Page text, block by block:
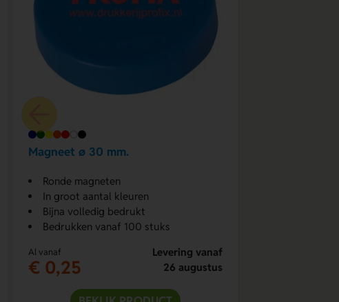
Magneet ø 30 mm.
Ronde magneten
In groot aantal kleuren
Bijna volledig bedrukt
Bedrukken vanaf 100 stuks
Al vanaf
€ 0,25
Levering vanaf
26 augustus